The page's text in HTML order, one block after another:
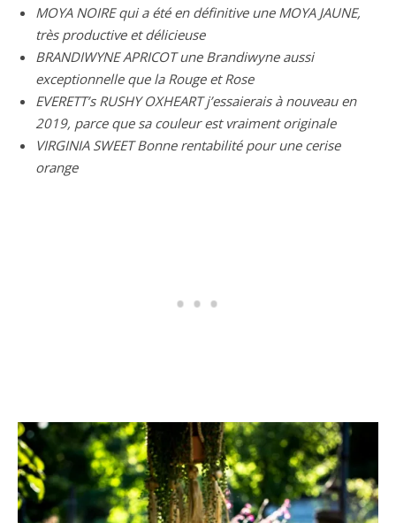
MOYA NOIRE qui a été en définitive une MOYA JAUNE,
très productive et délicieuse
BRANDIWYNE APRICOT une Brandiwyne aussi
exceptionnelle que la Rouge et Rose
EVERETT’s RUSHY OXHEART j’essaierais à nouveau en
2019, parce que sa couleur est vraiment originale
VIRGINIA SWEET Bonne rentabilité pour une cerise
orange